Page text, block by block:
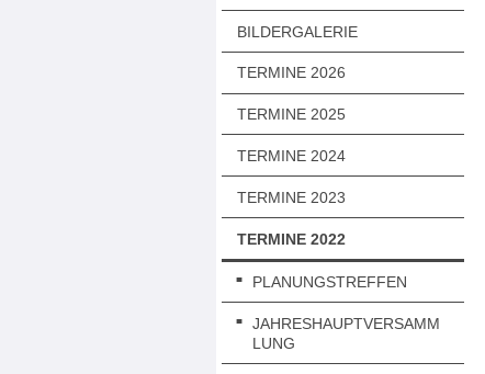
BILDERGALERIE
TERMINE 2026
TERMINE 2025
TERMINE 2024
TERMINE 2023
TERMINE 2022
PLANUNGSTREFFEN
JAHRESHAUPTVERSAMM
LUNG